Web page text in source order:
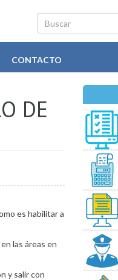
Buscar
CONTACTO
DE
es habilitar a
las áreas en
y salir con